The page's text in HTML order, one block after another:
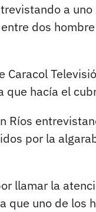
a
dos
que hacía el
Ríos
por la
llamar la
uno de los